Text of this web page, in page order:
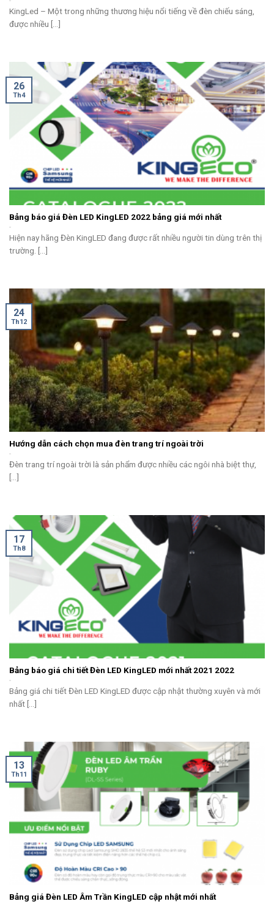
KingLed – Một trong những thương hiệu nổi tiếng về đèn chiếu sáng,
được nhiều [...]
Bảng báo giá Đèn LED KingLED 2022 bảng giá mới nhất
Hiện nay hãng Đèn KingLED đang được rất nhiều người tin dùng trên thị
trường. [...]
26
Th4
Hướng dẫn cách chọn mua đèn trang trí ngoài trời
Đèn trang trí ngoài trời là sản phẩm được nhiều các ngôi nhà biệt thự,
[...]
24
Th12
Bảng báo giá chi tiết Đèn LED KingLED mới nhất 2021 2022
Bảng giá chi tiết Đèn LED KingLED được cập nhật thường xuyên và mới
nhất [...]
17
Th8
Bảng giá Đèn LED Âm Trần KingLED cập nhật mới nhất
13
Th11